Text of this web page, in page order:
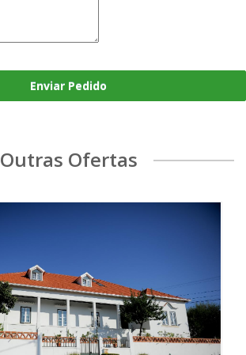
Enviar Pedido
Outras Ofertas